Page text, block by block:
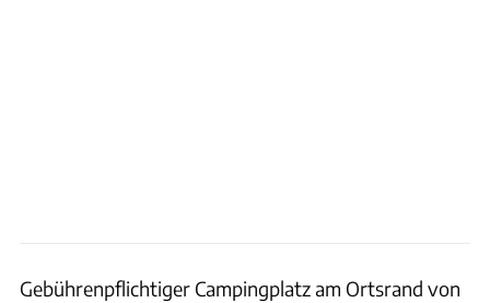
Gebührenpflichtiger Campingplatz am Ortsrand von